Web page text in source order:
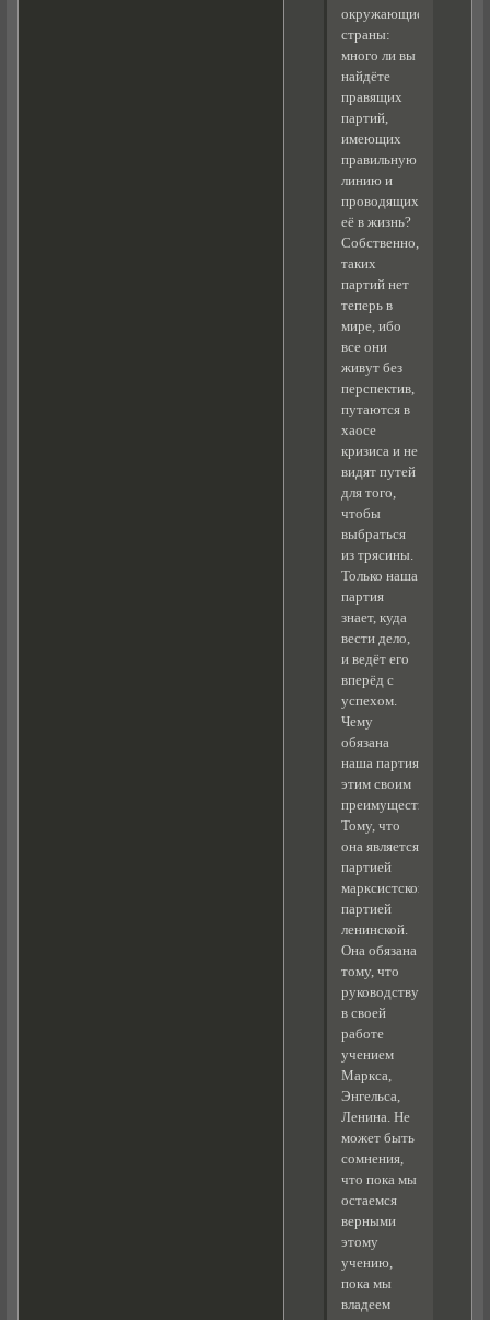
окружающие
страны:
много ли вы
найдёте
правящих
партий,
имеющих
правильную
линию и
проводящих
её в жизнь?
Собственно,
таких
партий нет
теперь в
мире, ибо
все они
живут без
перспектив,
путаются в
хаосе
кризиса и не
видят путей
для того,
чтобы
выбраться
из трясины.
Только наша
партия
знает, куда
вести дело,
и ведёт его
вперёд с
успехом.
Чему
обязана
наша партия
этим своим
преимуществом?
Тому, что
она является
партией
марксистской,
партией
ленинской.
Она обязана
тому, что
руководствуется
в своей
работе
учением
Маркса,
Энгельса,
Ленина. Не
может быть
сомнения,
что пока мы
остаемся
верными
этому
учению,
пока мы
владеем